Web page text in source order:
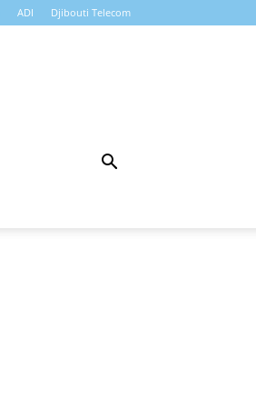
ADI Djibouti Telecom